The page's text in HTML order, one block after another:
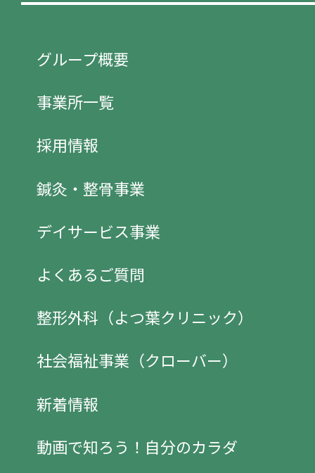
グループ概要
事業所一覧
採用情報
鍼灸・整骨事業
デイサービス事業
よくあるご質問
整形外科（よつ葉クリニック）
社会福祉事業（クローバー）
新着情報
動画で知ろう！自分のカラダ